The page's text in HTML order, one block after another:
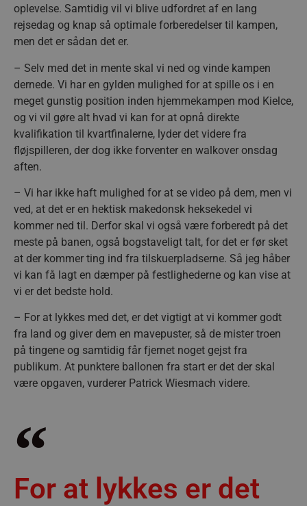
oplevelse. Samtidig vil vi blive udfordret af en lang
rejsedag og knap så optimale forberedelser til kampen,
men det er sådan det er.
– Selv med det in mente skal vi ned og vinde kampen
dernede. Vi har en gylden mulighed for at spille os i en
meget gunstig position inden hjemmekampen mod Kielce,
og vi vil gøre alt hvad vi kan for at opnå direkte
kvalifikation til kvartfinalerne, lyder det videre fra
fløjspilleren, der dog ikke forventer en walkover onsdag
aften.
– Vi har ikke haft mulighed for at se video på dem, men vi
ved, at det er en hektisk makedonsk heksekedel vi
kommer ned til. Derfor skal vi også være forberedt på det
meste på banen, også bogstaveligt talt, for det er før sket
at der kommer ting ind fra tilskuerpladserne. Så jeg håber
vi kan få lagt en dæmper på festlighederne og kan vise at
vi er det bedste hold.
– For at lykkes med det, er det vigtigt at vi kommer godt
fra land og giver dem en mavepuster, så de mister troen
på tingene og samtidig får fjernet noget gejst fra
publikum. At punktere ballonen fra start er det der skal
være opgaven, vurderer Patrick Wiesmach videre.
For at lykkes er det